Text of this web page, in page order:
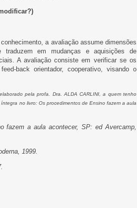
a avaliação assume dimensões
em mudanças e aquisições de
A avaliação consiste em verificar se os
back orientador, cooperativo, visando o
pela profa. Dra. ALDA CARLINI, a quem tenho
no livro: Os procedimentos de Ensino fazem a aula
fazem a aula acontecer, SP: ed Avercamp,
1999.